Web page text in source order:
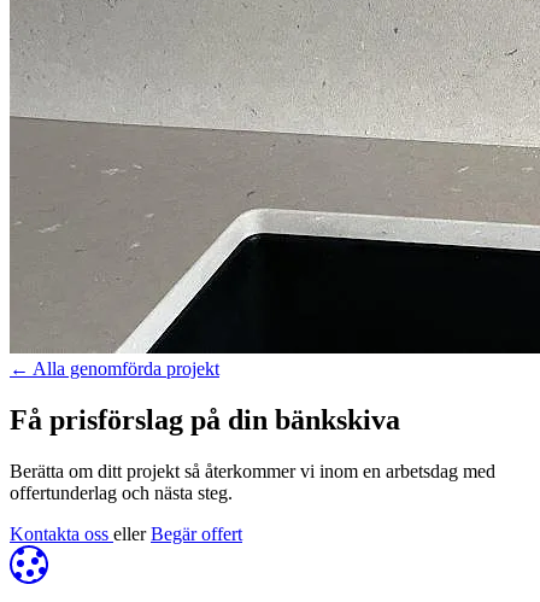
← Alla genomförda projekt
Få prisförslag på din bänkskiva
Berätta om ditt projekt så återkommer vi inom en arbetsdag med
offertunderlag och nästa steg.
Kontakta oss eller Begär offert